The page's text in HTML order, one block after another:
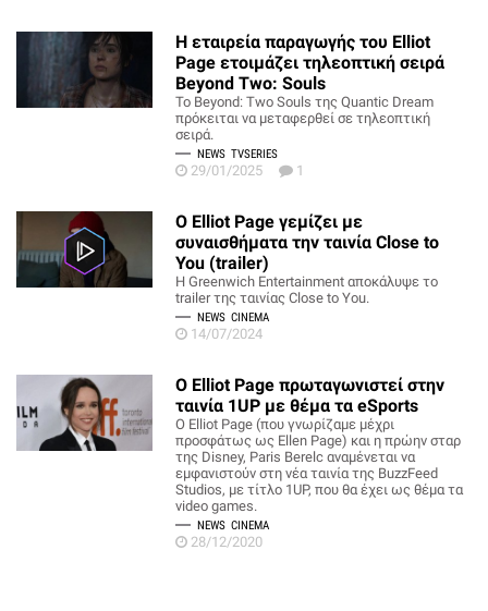
Η εταιρεία παραγωγής του Elliot
Page ετοιμάζει τηλεοπτική σειρά
Beyond Two: Souls
To Beyond: Two Souls της Quantic Dream
πρόκειται να μεταφερθεί σε τηλεοπτική
σειρά.
NEWS TVSERIES
29/01/2025 1
O Elliot Page γεμίζει με
συναισθήματα την ταινία Close to
You (trailer)
H Greenwich Entertainment αποκάλυψε το
trailer της ταινίας Close to You.
NEWS CINEMA
14/07/2024
Ο Elliot Page πρωταγωνιστεί στην
ταινία 1UP με θέμα τα eSports
Ο Elliot Page (που γνωρίζαμε μέχρι
προσφάτως ως Ellen Page) και η πρώην σταρ
της Disney, Paris Berelc αναμένεται να
εμφανιστούν στη νέα ταινία της BuzzFeed
Studios, με τίτλο 1UP, που θα έχει ως θέμα τα
video games.
NEWS CINEMA
28/12/2020